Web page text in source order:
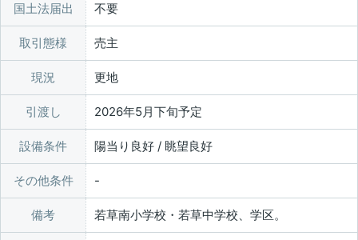
国土法届出 不要
取引態様 売主
現況 更地
引渡し 2026年5月下旬予定
設備条件 陽当り良好 / 眺望良好
その他条件
備考 若草南小学校・若草中学校、学区。